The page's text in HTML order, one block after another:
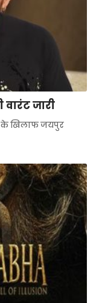
जारी
के खिलाफ जयपुर